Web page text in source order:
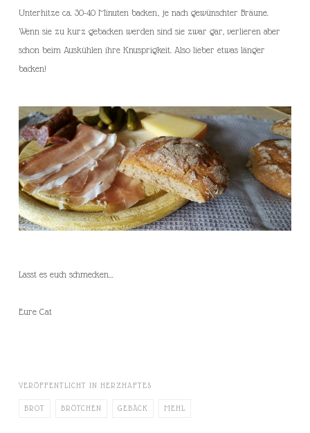
Unterhitze ca. 30-40 Minuten backen, je nach gewünschter Bräune.
Wenn sie zu kurz gebacken werden sind sie zwar gar, verlieren aber
schon beim Auskühlen ihre Knusprigkeit. Also lieber etwas länger
backen!
Lasst es euch schmecken…
Eure Cat
VERÖFFENTLICHT IN HERZHAFTES
BROT BRÖTCHEN GEBÄCK MEHL